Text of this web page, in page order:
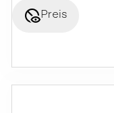
disabled_visiblePreis